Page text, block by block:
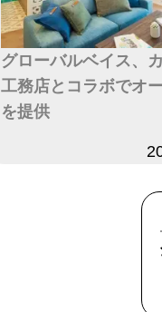
グローバルベイス、
工務店とコラボでオ
を提供